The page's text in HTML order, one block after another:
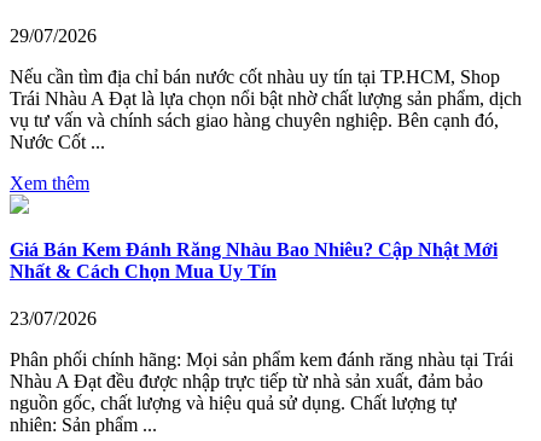
29/07/2026
Nếu cần tìm địa chỉ bán nước cốt nhàu uy tín tại TP.HCM, Shop
Trái Nhàu A Đạt là lựa chọn nổi bật nhờ chất lượng sản phẩm, dịch
vụ tư vấn và chính sách giao hàng chuyên nghiệp. Bên cạnh đó,
Nước Cốt ...
Xem thêm
Giá Bán Kem Đánh Răng Nhàu Bao Nhiêu? Cập Nhật Mới
Nhất & Cách Chọn Mua Uy Tín
23/07/2026
Phân phối chính hãng: Mọi sản phẩm kem đánh răng nhàu tại Trái
Nhàu A Đạt đều được nhập trực tiếp từ nhà sản xuất, đảm bảo
nguồn gốc, chất lượng và hiệu quả sử dụng. Chất lượng tự
nhiên: Sản phẩm ...